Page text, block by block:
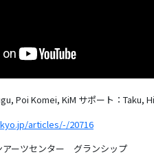
Poi Komei, KiM サポート：Taku,
articles/-/20716
アーツセンター グランシップ